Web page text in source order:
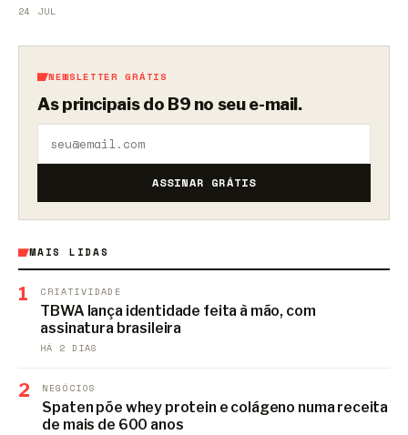
24 JUL
NEWSLETTER GRÁTIS
As principais do B9 no seu e-mail.
ASSINAR GRÁTIS
MAIS LIDAS
1 CRIATIVIDADE
TBWA lança identidade feita à mão, com
assinatura brasileira
HÁ 2 DIAS
2 NEGÓCIOS
Spaten põe whey protein e colágeno numa receita
de mais de 600 anos